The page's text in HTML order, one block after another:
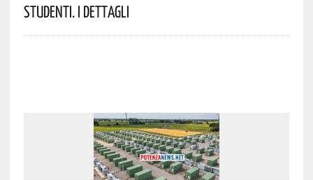
Studenti. I Dettagli